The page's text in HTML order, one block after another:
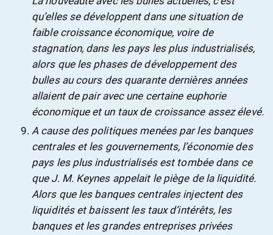
qu’elles se développent dans une situation de
faible croissance économique, voire de
stagnation, dans les pays les plus industrialisés,
alors que les phases de développement des
bulles au cours des quarante dernières années
allaient de pair avec une certaine euphorie
économique et un taux de croissance assez élevé.
A cause des politiques menées par les banques
centrales et les gouvernements, l’économie des
pays les plus industrialisés est tombée dans ce
que J. M. Keynes appelait le piège de la liquidité.
Alors que les banques centrales injectent des
liquidités et baissent les taux d’intérêts, les
banques et les grandes entreprises privées